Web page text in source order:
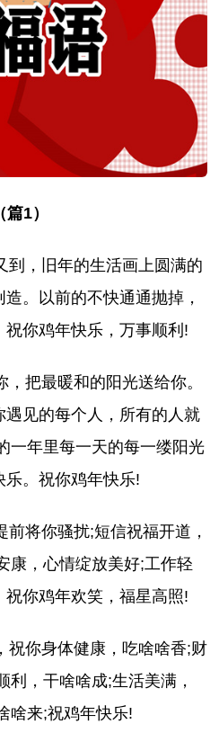
1）
到，旧年的生活画上圆满的
。以前的不快通通抛掉，
你鸡年快乐，万事顺利!
把最暖和的阳光送给你。
见的每个人，所有的人就
一年里每一天的每一缕阳光
。祝你鸡年快乐!
将你骚扰;短信祝福开道，
康，心情绽放美好;工作轻
你鸡年欢笑，福星高照!
祝你身体健康，吃啥啥香;财
利，干啥啥成;生活美满，
啥来;祝鸡年快乐!